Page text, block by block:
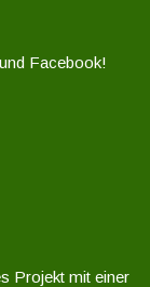
Facebook!
Projekt mit einer